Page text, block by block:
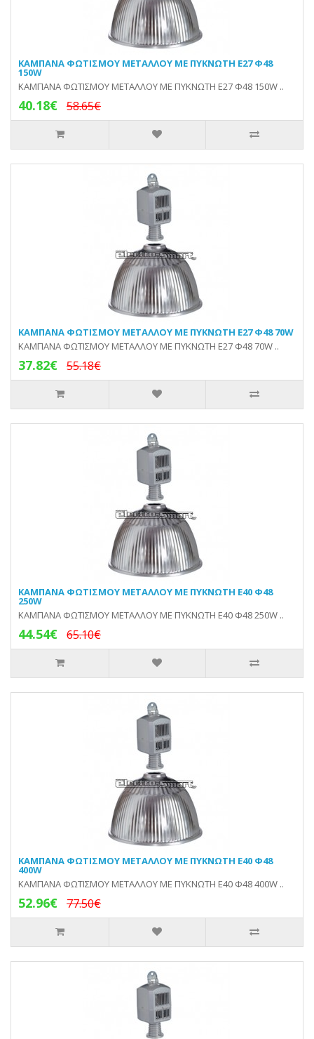
KAMΠΑΝA ΦΩΤΙΣΜΟΥ ΜΕΤΑΛΛΟΥ ΜΕ ΠΥΚΝΩΤΗ E27 Φ48
150W
KAMΠΑΝA ΦΩΤΙΣΜΟΥ ΜΕΤΑΛΛΟΥ ΜΕ ΠΥΚΝΩΤΗ E27 Φ48 150W ..
40.18€ 58.65€
KAMΠΑΝA ΦΩΤΙΣΜΟΥ ΜΕΤΑΛΛΟΥ ΜΕ ΠΥΚΝΩΤΗ E27 Φ48 70W
KAMΠΑΝA ΦΩΤΙΣΜΟΥ ΜΕΤΑΛΛΟΥ ΜΕ ΠΥΚΝΩΤΗ E27 Φ48 70W ..
37.82€ 55.18€
KAMΠΑΝA ΦΩΤΙΣΜΟΥ ΜΕΤΑΛΛΟΥ ΜΕ ΠΥΚΝΩΤΗ E40 Φ48
250W
KAMΠΑΝA ΦΩΤΙΣΜΟΥ ΜΕΤΑΛΛΟΥ ΜΕ ΠΥΚΝΩΤΗ E40 Φ48 250W ..
44.54€ 65.10€
KAMΠΑΝA ΦΩΤΙΣΜΟΥ ΜΕΤΑΛΛΟΥ ΜΕ ΠΥΚΝΩΤΗ E40 Φ48
400W
KAMΠΑΝA ΦΩΤΙΣΜΟΥ ΜΕΤΑΛΛΟΥ ΜΕ ΠΥΚΝΩΤΗ E40 Φ48 400W ..
52.96€ 77.50€